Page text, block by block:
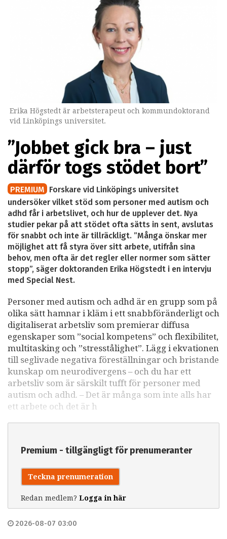
Erika Högstedt är arbetsterapeut och kommundoktorand
vid Linköpings universitet.
”Jobbet gick bra – just
därför togs stödet bort”
PREMIUM Forskare vid Linköpings universitet
undersöker vilket stöd som personer med autism och
adhd får i arbetslivet, och hur de upplever det. Nya
studier pekar på att stödet ofta sätts in sent, avslutas
för snabbt och inte är tillräckligt. ”Många önskar mer
möjlighet att få styra över sitt arbete, utifrån sina
behov, men ofta är det regler eller normer som sätter
stopp”, säger doktoranden Erika Högstedt i en intervju
med Special Nest.
Personer med autism och adhd är en grupp som på
olika sätt hamnar i kläm i ett snabbföränderligt och
digitaliserat arbetsliv som premierar diffusa
egenskaper som ”social kompetens” och flexibilitet,
multitasking och ”stresstålighet”. Lägg i ekvationen
till seglivade negativa föreställningar och bristande
kunskap om neurodivergens – och du har ett
arbetsliv som är särskilt tufft för personer med
autism och adhd. – Det är många som inte alls har
ett arbete och det är h
Premium - tillgängligt för prenumeranter
Teckna prenumeration
Redan medlem? Logga in här
2026-08-07 03:00